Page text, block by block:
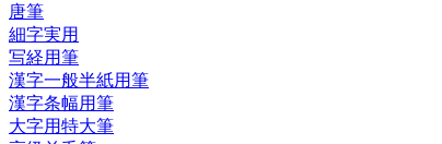
唐筆
細字実用
写経用筆
漢字一般半紙用筆
漢字条幅用筆
大字用特大筆